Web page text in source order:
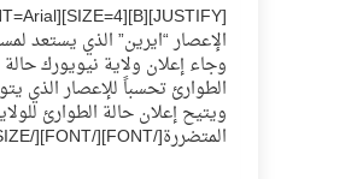
كأس العالم للرياضات
المنتخب السعودي ينافس (64) دولة في أولمبياد الفلك والفيزياء الفلكية
الإعصار “ايرين” الذي يستعد
وجاء إعلان ولاية نيويورك
الطوارئ تحسباً للإعصار الذي
ويتيح إعلان حالة الطوارئ
المتضررة[/FONT][/FONT][/SIZE][/B][/JUSTIFY]